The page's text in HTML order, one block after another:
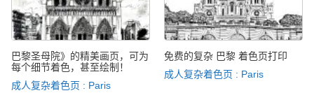
巴黎圣母院》的精美画页，可为
每个细节着色，甚至绘制！
成人复杂着色页 : Paris
免费的复杂 巴黎 着色页打印
成人复杂着色页 : Paris